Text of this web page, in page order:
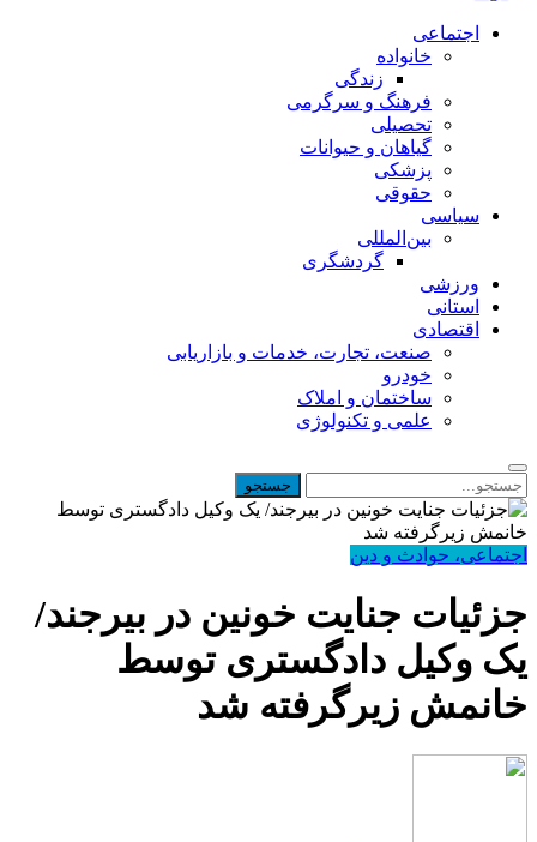
اجتماعی
خانواده
زندگی
فرهنگ و سرگرمی
تحصیلی
گیاهان و حیوانات
پزشکی
حقوقی
سیاسی
بین‌المللی
گردشگری
ورزشی
استانی
اقتصادی
صنعت، تجارت، خدمات و بازاریابی
خودرو
ساختمان و املاک
علمی و تکنولوژی
اجتماعی، حوادث و دین
جزئیات جنایت خونین در بیرجند/
یک وکیل دادگستری توسط
خانمش زیرگرفته شد